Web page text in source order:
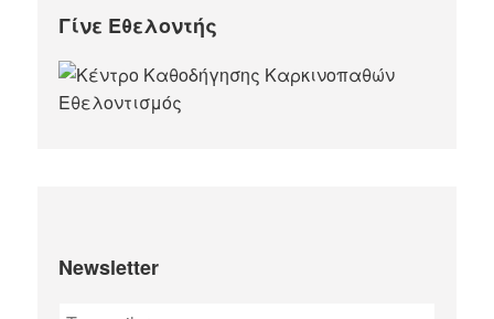
Γίνε Εθελοντής
Newsletter